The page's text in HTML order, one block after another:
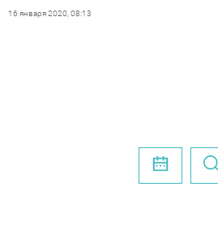
16 января 2020, 08:13